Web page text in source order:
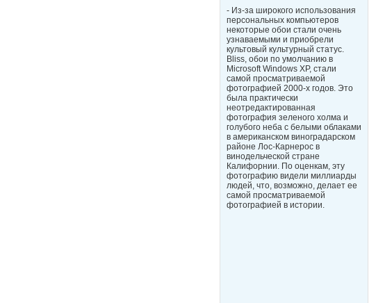
- Из-за широкого использования
персональных компьютеров
некоторые обои стали очень
узнаваемыми и приобрели
культовый культурный статус.
Bliss, обои по умолчанию в
Microsoft Windows XP, стали
самой просматриваемой
фотографией 2000-х годов. Это
была практически
неотредактированная
фотография зеленого холма и
голубого неба с белыми облаками
в американском виноградарском
районе Лос-Карнерос в
винодельческой стране
Калифорнии. По оценкам, эту
фотографию видели миллиарды
людей, что, возможно, делает ее
самой просматриваемой
фотографией в истории.